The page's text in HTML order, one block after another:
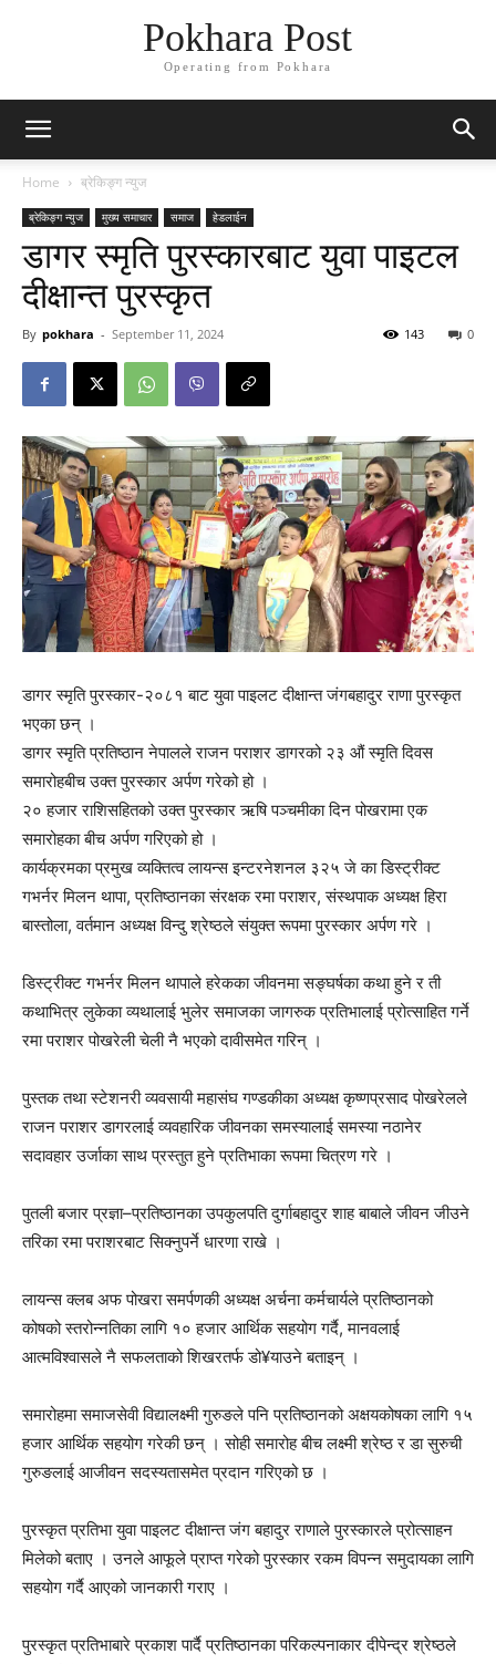
Pokhara Post
Operating from Pokhara
Home ब्रेकिङ्ग न्युज
ब्रेकिङ्ग न्युज मुख्य समाचार समाज हेडलाईन
डागर स्मृति पुरस्कारबाट युवा पाइटल
दीक्षान्त पुरस्कृत
By pokhara - September 11, 2024 0
143
डागर स्मृति पुरस्कार-२०८१ बाट युवा पाइलट दीक्षान्त जंगबहादुर राणा पुरस्कृत
भएका छन् ।
डागर स्मृति प्रतिष्ठान नेपालले राजन पराशर डागरको २३ औं स्मृति दिवस
समारोहबीच उक्त पुरस्कार अर्पण गरेको हो ।
२० हजार राशिसहितको उक्त पुरस्कार ऋषि पञ्चमीका दिन पोखरामा एक
समारोहका बीच अर्पण गरिएको हो ।
कार्यक्रमका प्रमुख व्यक्तित्व लायन्स इन्टरनेशनल ३२५ जे का डिस्ट्रीक्ट
गभर्नर मिलन थापा, प्रतिष्ठानका संरक्षक रमा पराशर, संस्थपाक अध्यक्ष हिरा
बास्तोला, वर्तमान अध्यक्ष विन्दु श्रेष्ठले संयुक्त रूपमा पुरस्कार अर्पण गरे ।
डिस्ट्रीक्ट गभर्नर मिलन थापाले हरेकका जीवनमा सङ्घर्षका कथा हुने र ती
कथाभित्र लुकेका व्यथालाई भुलेर समाजका जागरुक प्रतिभालाई प्रोत्साहित गर्ने
रमा पराशर पोखरेली चेली नै भएको दावीसमेत गरिन् ।
पुस्तक तथा स्टेशनरी व्यवसायी महासंघ गण्डकीका अध्यक्ष कृष्णप्रसाद पोखरेलले
राजन पराशर डागरलाई व्यवहारिक जीवनका समस्यालाई समस्या नठानेर
सदावहार उर्जाका साथ प्रस्तुत हुने प्रतिभाका रूपमा चित्रण गरे ।
पुतली बजार प्रज्ञा–प्रतिष्ठानका उपकुलपति दुर्गाबहादुर शाह बाबाले जीवन जीउने
तरिका रमा पराशरबाट सिक्नुपर्ने धारणा राखे ।
लायन्स क्लब अफ पोखरा समर्पणकी अध्यक्ष अर्चना कर्मचार्यले प्रतिष्ठानको
कोषको स्तरोन्नतिका लागि १० हजार आर्थिक सहयोग गर्दै, मानवलाई
आत्मविश्वासले नै सफलताको शिखरतर्फ डो¥याउने बताइन् ।
समारोहमा समाजसेवी विद्यालक्ष्मी गुरुङले पनि प्रतिष्ठानको अक्षयकोषका लागि १५
हजार आर्थिक सहयोग गरेकी छन् । सोही समारोह बीच लक्ष्मी श्रेष्ठ र डा सुरुची
गुरुङलाई आजीवन सदस्यतासमेत प्रदान गरिएको छ ।
पुरस्कृत प्रतिभा युवा पाइलट दीक्षान्त जंग बहादुर राणाले पुरस्कारले प्रोत्साहन
मिलेको बताए । उनले आफूले प्राप्त गरेको पुरस्कार रकम विपन्न समुदायका लागि
सहयोग गर्दै आएको जानकारी गराए ।
पुरस्कृत प्रतिभाबारे प्रकाश पार्दै प्रतिष्ठानका परिकल्पनाकार दीपेन्द्र श्रेष्ठले